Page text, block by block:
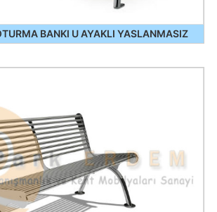
BANKI U AYAKLI YASLANMASIZ